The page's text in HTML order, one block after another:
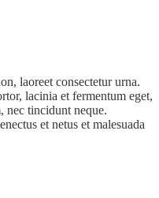
laoreet consectetur urna.
lacinia et fermentum eget,
nec tincidunt neque.
et netus et malesuada